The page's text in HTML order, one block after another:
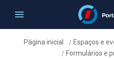
Página inicial / Espaços e
/ Formulários e